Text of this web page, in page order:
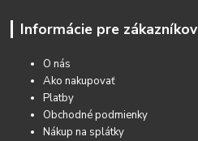
Informácie pre zákazníkov
O nás
Ako nakupovať
Platby
Obchodné podmienky
Nákup na splátky